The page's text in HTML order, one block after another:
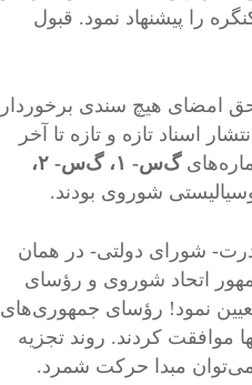
را پیشنهاد نمود. قبول
امضای هیچ سندی برخوردار
اسناد تازه و تازه‌ تا آخر
گ‌س- ۱، گ‌س- ۲،
شوروی بودند.
شورای دولتی- در همان
اتحاد شوروی و رؤسای
١۵ جمهوری موجود در آن هنگام، بلکه، از ۱۱ جمهوری تعیین نمود! رؤسای جمهوری‌های
موافقت کردند. روند تجزیه